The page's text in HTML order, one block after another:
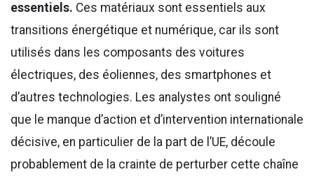
essentiels. Ces matériaux sont essentiels aux
transitions énergétique et numérique, car ils sont
utilisés dans les composants des voitures
électriques, des éoliennes, des smartphones et
d’autres technologies. Les analystes ont souligné
que le manque d’action et d’intervention internationale
décisive, en particulier de la part de l’UE, découle
probablement de la crainte de perturber cette chaîne